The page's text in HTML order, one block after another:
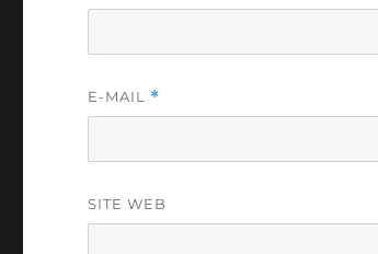
E-MAIL *
SITE WEB